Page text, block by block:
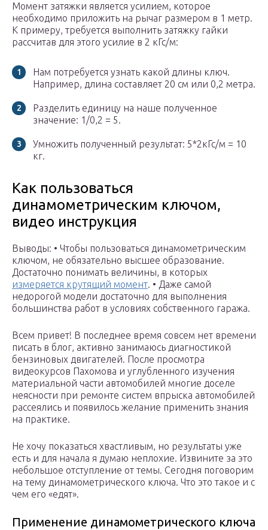
Момент затяжки является усилием, которое
необходимо приложить на рычаг размером в 1 метр.
К примеру, требуется выполнить затяжку гайки
рассчитав для этого усилие в 2 кГс/м:
Нам потребуется узнать какой длины ключ.
Например, длина составляет 20 см или 0,2 метра.
Разделить единицу на наше полученное
значение: 1/0,2 = 5.
Умножить полученный результат: 5*2кГс/м = 10
кг.
Как пользоваться
динамометрическим ключом,
видео инструкция
Выводы: • Чтобы пользоваться динамометрическим
ключом, не обязательно высшее образование.
Достаточно понимать величины, в которых
измеряется крутящий момент. • Даже самой
недорогой модели достаточно для выполнения
большинства работ в условиях собственного гаража.
Всем привет! В последнее время совсем нет времени
писать в блог, активно занимаюсь диагностикой
бензиновых двигателей. После просмотра
видеокурсов Пахомова и углубленного изучения
материальной части автомобилей многие доселе
неясности при ремонте систем впрыска автомобилей
рассеялись и появилось желание применить знания
на практике.
Не хочу показаться хвастливым, но результаты уже
есть и для начала я думаю неплохие. Извините за это
небольшое отступление от темы. Сегодня поговорим
на тему динамометрического ключа. Что это такое и с
чем его «едят».
Применение динамометрического ключа